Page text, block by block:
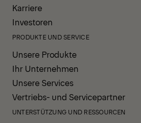
Karriere
Investoren
PRODUKTE UND SERVICE
Unsere Produkte
Ihr Unternehmen
Unsere Services
Vertriebs- und Servicepartner
UNTERSTÜTZUNG UND RESSOURCEN